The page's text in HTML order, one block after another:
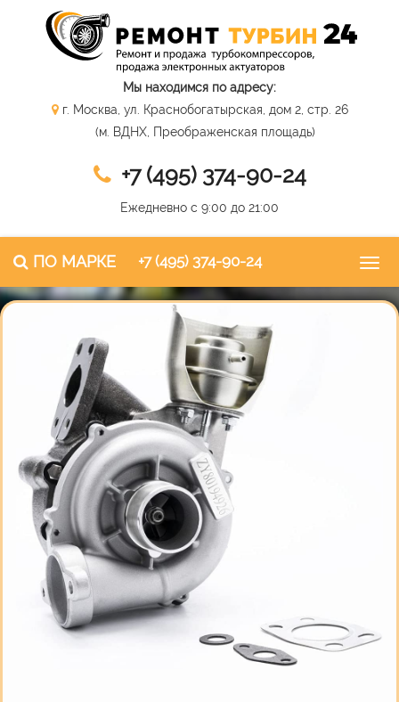
Мы находимся по адресу:
г. Москва, ул. Краснобогатырская, дом 2, стр. 26
(м. ВДНХ, Преображенская площадь)
+7 (495) 374-90-24
Ежедневно с 9:00 до 21:00
ПО МАРКЕ +7 (495) 374-90-24